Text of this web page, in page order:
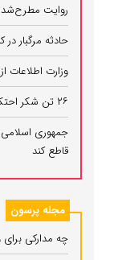
روایت
حادثه مرگبار
وزارت اطلاعات
۲۶ تن شکر احتکارشده در همدان کشف شد
جمهوری اسلامی:
قاطع کند
مجله پرسون
چه مدارکی برای